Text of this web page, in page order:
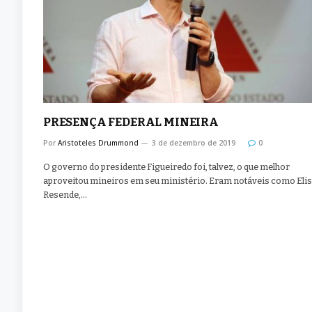
PRESENÇA FEDERAL MINEIRA
Por Aristoteles Drummond 3 de dezembro de 2019 0
O governo do presidente Figueiredo foi, talvez, o que melhor
aproveitou mineiros em seu ministério. Eram notáveis como
Resende,…